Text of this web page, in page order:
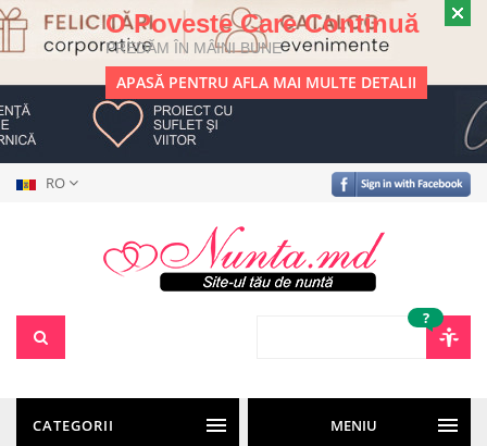
O Poveste Care Continuă
PREDĂM ÎN MÂINI BUNE
APASĂ PENTRU AFLA MAI MULTE DETALII
RO
?
CATEGORII MENIU